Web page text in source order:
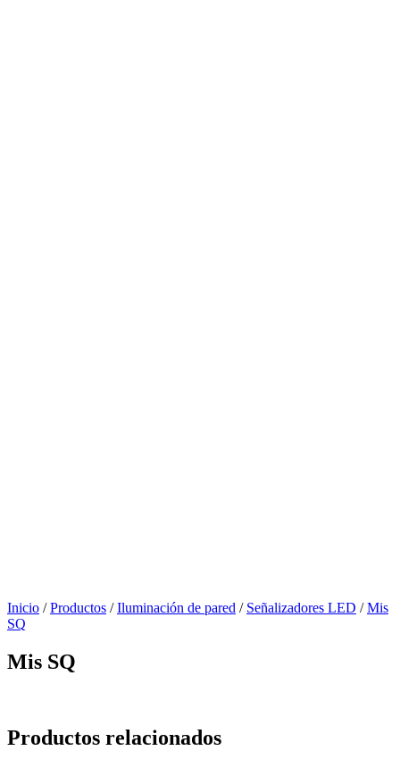
Inicio / Productos / Iluminación de pared / Señalizadores LED / Mis
SQ
Mis SQ
Productos relacionados